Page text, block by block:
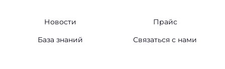
Новости
Прайс
База знаний
Связаться с нами